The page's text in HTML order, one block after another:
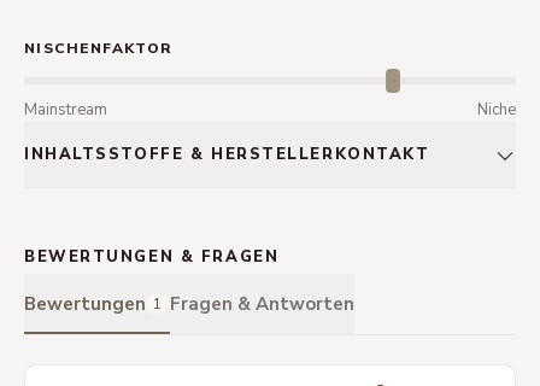
NISCHENFAKTOR
Mainstream Niche
INHALTSSTOFFE & HERSTELLERKONTAKT
BEWERTUNGEN & FRAGEN
Bewertungen 1 Fragen & Antworten